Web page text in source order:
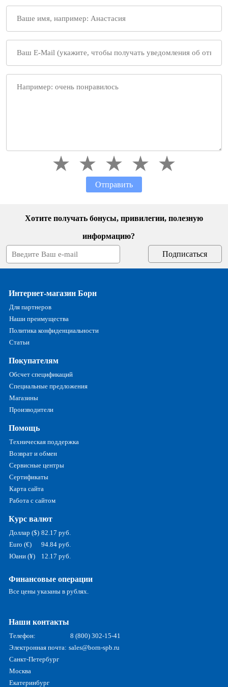
Отправить
Хотите получать бонусы, привилегии, полезную
информацию?
Интернет-магазин Борн
Для партнеров
Наши преимущества
Политика конфиденциальности
Статьи
Покупателям
Обсчет спецификаций
Специальные предложения
Магазины
Производители
Помощь
Техническая поддержка
Возврат и обмен
Сервисные центры
Сертификаты
Карта сайта
Работа с сайтом
Курс валют
Доллар ($) 82.17 руб.
Euro (€)
94.84 руб.
Юани (¥)
12.17 руб.
Финансовые операции
Все цены указаны в рублях.
Наши контакты
Телефон:
8 (800) 302-15-41
Электронная почта: sales@born-spb.ru
Санкт-Петербург
Москва
Екатеринбург